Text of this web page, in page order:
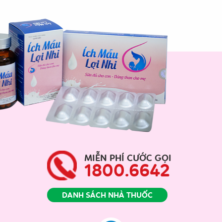
MIỄN PHÍ CƯỚC GỌI
1800.6642
DANH SÁCH NHÀ THUỐC